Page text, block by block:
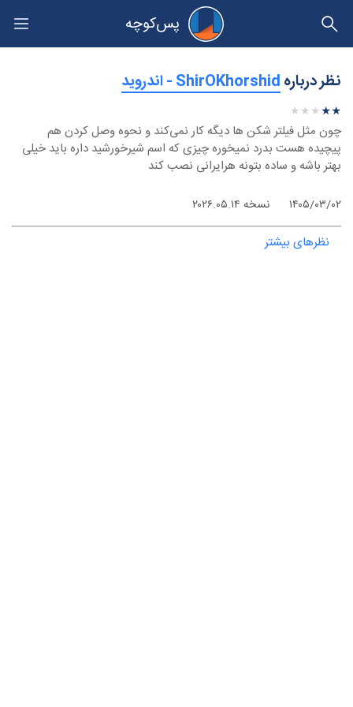
پس‌کوچه
حریم خصوصی
نظر درباره‫ShirOKhorshid - اندروید
★★★★★
★
★
★
★
★
چون مثل فیلتر شکن ها دیگه کار نمی‌کند و نحوه وصل کردن هم
پیچیده هست بدرد نمیخوره چیزی که اسم شیرخورشید داره باید خیلی
بهتر باشه و ساده بتونه هرایرانی نصب کند
۱۴۰۵/۰۳/۰۲ نسخه ۲۰۲۶.۰۵.۱۴
نظرهای بیشتر